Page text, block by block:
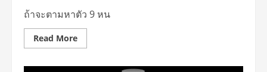
ถ้าจะตามหาตัว 9 หน
Read MoreRead
more